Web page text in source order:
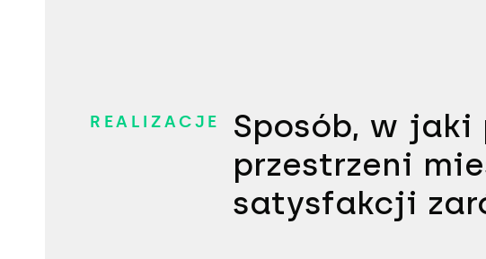
REALIZACJE
Sposób, w
przestrzeni
satysfakcji